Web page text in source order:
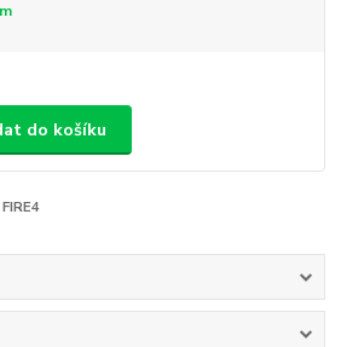
do košíku
FIRE4